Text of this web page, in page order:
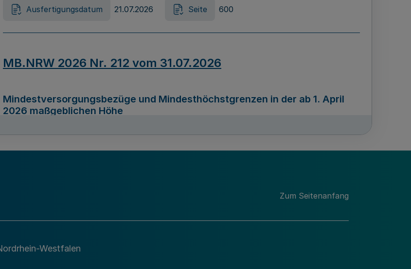
Ausfertigungsdatum 21.07.2026 Seite 600
MB.NRW 2026 Nr. 212 vom 31.07.2026
Mindestversorgungsbezüge und Mindesthöchstgrenzen in der ab 1. April
2026 maßgeblichen Höhe
Richtlinie zur Durchführung des Förderprogramms „Mittelstand Innovativ &
Zum Seitenanfang
Westfalen